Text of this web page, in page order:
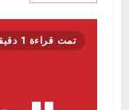
تمت قراءة 1 دقيقة